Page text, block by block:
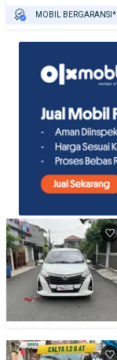
MOBIL BERGARANSI*